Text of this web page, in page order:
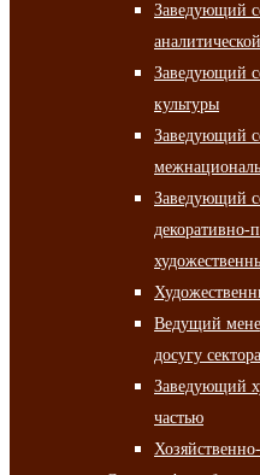
Заведующий
Заведующий
культуры
Заведующий
Заведующий
декоративно-
Ведущий
досугу
Заведующий
частью